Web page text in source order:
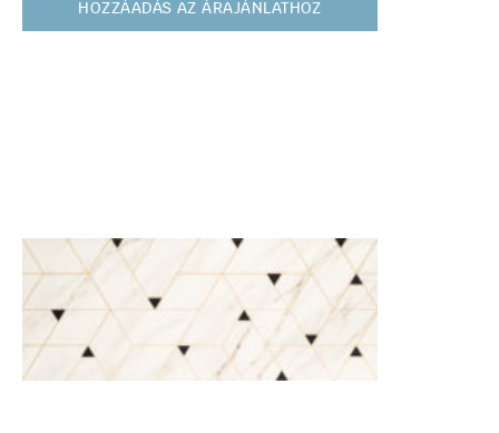
HOZZÁADÁS AZ ÁRAJÁNLATHOZ